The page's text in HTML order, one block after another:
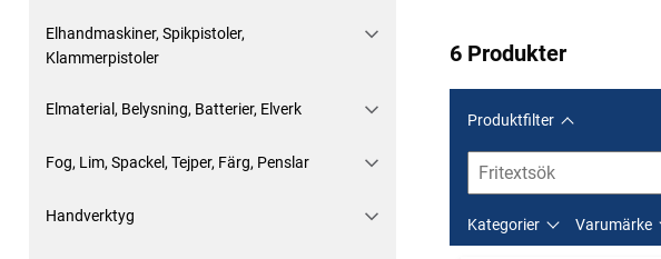
Elhandmaskiner, Spikpistoler,
Klammerpistoler
Elmaterial, Belysning, Batterier, Elverk
Fog, Lim, Spackel, Tejper, Färg, Penslar
Handverktyg
6 Produkter
Produktfilter
Kategorier Varumärke